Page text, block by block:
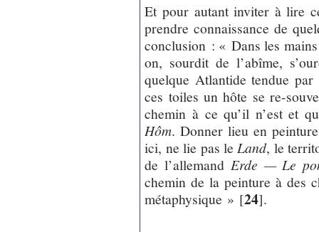
Et pour autant inviter à lire
prendre connaissance de
conclusion : « Dans les
on, sourdit de l’abîme,
quelque Atlantide tendue
ces toiles un hôte se re-
chemin à ce qu’il n’est et
Hôm. Donner lieu en
ici, ne lie pas le Land, le
de l’allemand Erde — Le
chemin de la peinture à des
métaphysique » [24].